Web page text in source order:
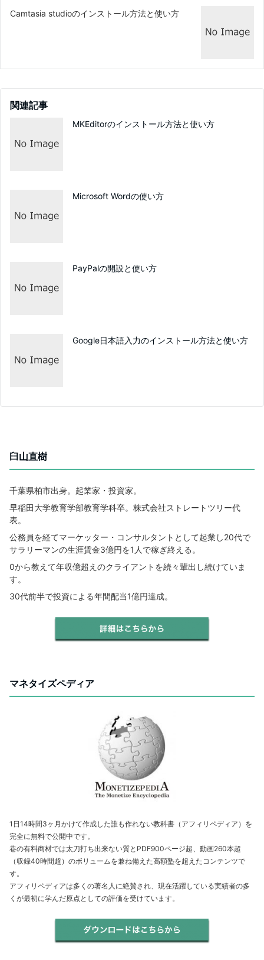
Camtasia studioのインストール方法と使い方
関連記事
MKEditorのインストール方法と使い方
Microsoft Wordの使い方
PayPalの開設と使い方
Google日本語入力のインストール方法と使い方
臼山直樹
千葉県柏市出身。起業家・投資家。
早稲田大学教育学部教育学科卒。株式会社ストレートツリー代
表。
公務員を経てマーケッター・コンサルタントとして起業し20代で
サラリーマンの生涯賃金3億円を1人で稼ぎ終える。
0から教えて年収億超えのクライアントを続々輩出し続けていま
す。
30代前半で投資による年間配当1億円達成。
マネタイズペディア
1日14時間3ヶ月かけて作成した誰も作れない教科書（アフィリペディア）を
完全に無料で公開中です。
巷の有料商材では太刀打ち出来ない質とPDF900ページ超、動画260本超
（収録40時間超）のボリュームを兼ね備えた高額塾を超えたコンテンツで
す。
アフィリペディアは多くの著名人に絶賛され、現在活躍している実績者の多
くが最初に学んだ原点としての評価を受けています。